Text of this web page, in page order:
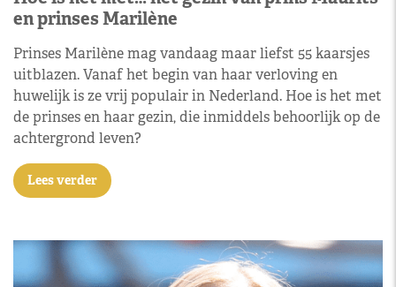
en prinses Marilène
Prinses Marilène mag vandaag maar liefst 55 kaarsjes
uitblazen. Vanaf het begin van haar verloving en
huwelijk is ze vrij populair in Nederland. Hoe is het met
de prinses en haar gezin, die inmiddels behoorlijk op de
achtergrond leven?
Lees verder